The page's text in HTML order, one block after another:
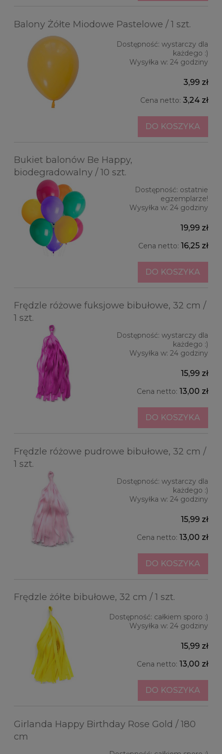
Balony Żółte Miodowe Pastelowe / 1 szt.
Dostępność: wystarczy dla
każdego :)
Wysyłka w: 24 godziny
3,99 zł
Cena netto: 3,24 zł
DO KOSZYKA
Bukiet balonów Be Happy,
biodegradowalny / 10 szt.
Dostępność: ostatnie
egzemplarze!
Wysyłka w: 24 godziny
19,99 zł
Cena netto: 16,25 zł
DO KOSZYKA
Frędzle różowe fuksjowe bibułowe, 32 cm /
1 szt.
Dostępność: wystarczy dla
każdego :)
Wysyłka w: 24 godziny
15,99 zł
Cena netto: 13,00 zł
DO KOSZYKA
Frędzle różowe pudrowe bibułowe, 32 cm /
1 szt.
Dostępność: wystarczy dla
każdego :)
Wysyłka w: 24 godziny
15,99 zł
Cena netto: 13,00 zł
DO KOSZYKA
Frędzle żółte bibułowe, 32 cm / 1 szt.
Dostępność: całkiem sporo :)
Wysyłka w: 24 godziny
15,99 zł
Cena netto: 13,00 zł
DO KOSZYKA
Girlanda Happy Birthday Rose Gold / 180
cm